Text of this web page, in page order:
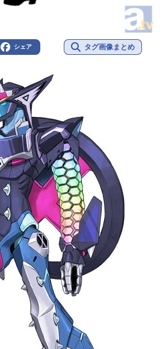
シェア タグ画像まとめ